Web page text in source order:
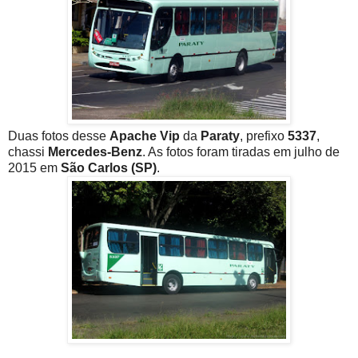
Duas fotos desse Apache Vip da Paraty, prefixo 5337,
chassi Mercedes-Benz. As fotos foram tiradas em julho de
2015 em São Carlos (SP).